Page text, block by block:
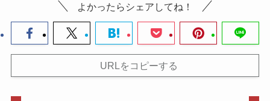
よかったらシェアしてね！
URLをコピーする